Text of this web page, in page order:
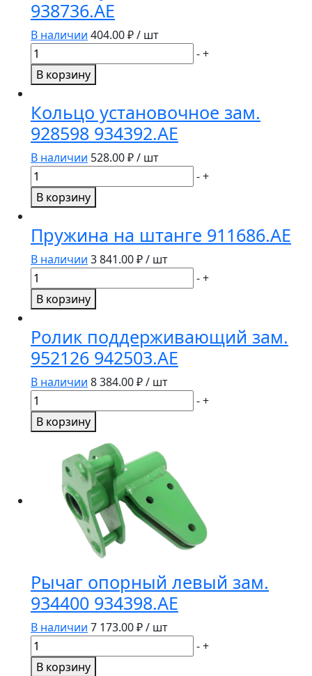
938736.AE
В наличии 404.00₽ / шт
Количество
товара
Кольцо
938736.AE
-+
В корзину
Кольцо установочное зам.
928598 934392.AE
В наличии 528.00₽ / шт
Количество
товара
Кольцо
зам.
928598
934392.AE
-+
В корзину
Пружина на штанге 911686.AE
В наличии 3 841.00₽ / шт
Количество
товара
Пружина
штанге
911686.AE
-+
В корзину
Ролик поддерживающий зам.
952126 942503.AE
В наличии 8 384.00₽ / шт
Количество
товара
Ролик
поддерживающий
952126
942503.AE
-+
В корзину
Рычаг опорный левый зам.
934400 934398.AE
В наличии 7 173.00₽ / шт
Количество
товара
-+
В корзину